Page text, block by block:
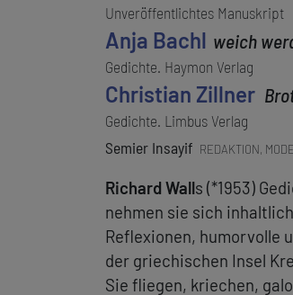
Unveröffentlichtes Manuskript
Anja Bachl weich
Gedichte. Haymon Verlag
Christian Zillner
Gedichte. Limbus Verlag
Semier Insayif REDAKTION,
Richard Walls (*1953)
nehmen sie sich
Reflexionen, humorvolle
der griechischen Insel
Sie fliegen, kriechen,